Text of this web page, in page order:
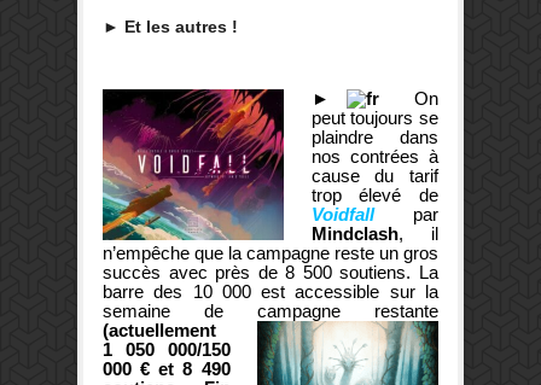
► Et les autres !
►
On
peut toujours se
plaindre dans
nos contrées à
cause du tarif
trop élevé de
Voidfallpar
Mindclash, il
n’empêche que la campagne reste un gros
succès avec près de 8 500 soutiens. La
barre des 10 000 est accessible sur la
semaine de campagne restante
(actuellement
1 050 000/150
000 € et 8 490